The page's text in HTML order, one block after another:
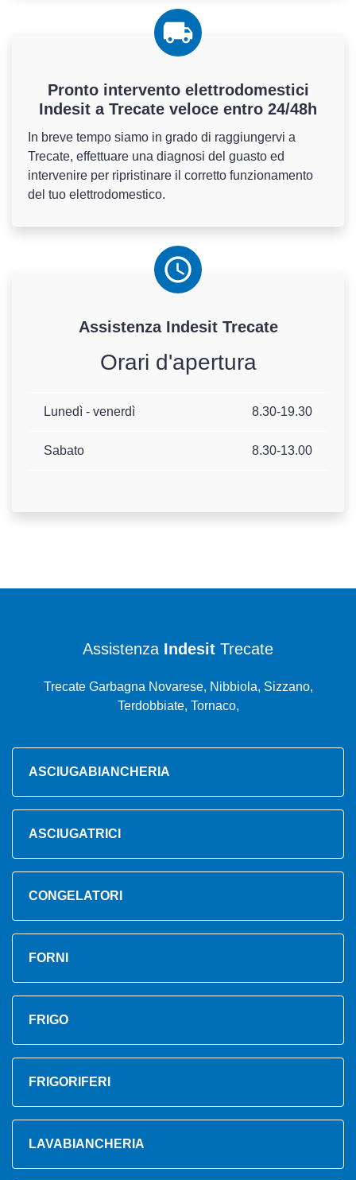
Pronto intervento elettrodomestici
Indesit a Trecate veloce entro 24/48h
In breve tempo siamo in grado di raggiungervi a
Trecate, effettuare una diagnosi del guasto ed
intervenire per ripristinare il corretto funzionamento
del tuo elettrodomestico.
Assistenza IndesitTrecate
Orari d'apertura
Lunedì - venerdì 8.30-19.30
Sabato 8.30-13.00
Assistenza Indesit Trecate
Trecate Garbagna Novarese, Nibbiola, Sizzano,
Terdobbiate, Tornaco,
ASCIUGABIANCHERIA
ASCIUGATRICI
CONGELATORI
FORNI
FRIGO
FRIGORIFERI
LAVABIANCHERIA